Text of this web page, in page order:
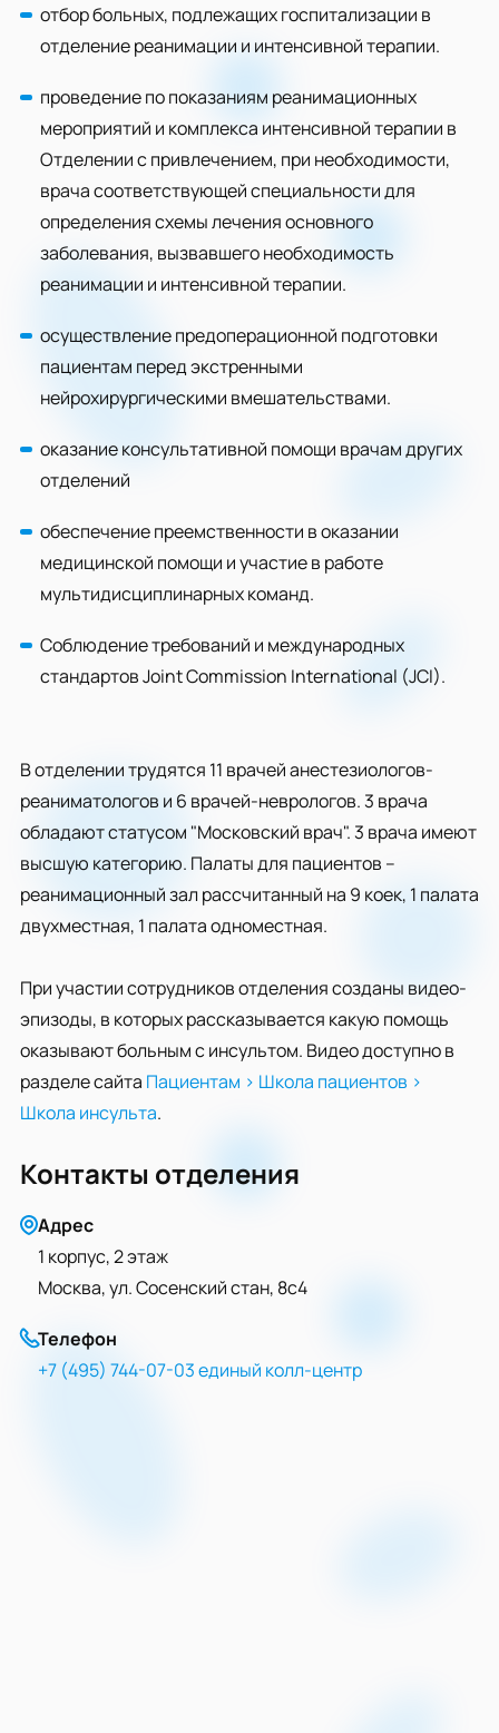
отбор больных, подлежащих госпитализации в
отделение реанимации и интенсивной терапии.
проведение по показаниям реанимационных
мероприятий и комплекса интенсивной терапии в
Отделении с привлечением, при необходимости,
врача соответствующей специальности для
определения схемы лечения основного
заболевания, вызвавшего необходимость
реанимации и интенсивной терапии.
осуществление предоперационной подготовки
пациентам перед экстренными
нейрохирургическими вмешательствами.
оказание консультативной помощи врачам других
отделений
обеспечение преемственности в оказании
медицинской помощи и участие в работе
мультидисциплинарных команд.
Соблюдение требований и международных
стандартов Joint Commission International (JCI).
В отделении трудятся 11 врачей анестезиологов-
реаниматологов и 6 врачей-неврологов. 3 врача
обладают статусом "Московский врач". 3 врача имеют
высшую категорию. Палаты для пациентов –
реанимационный зал рассчитанный на 9 коек, 1 палата
двухместная, 1 палата одноместная.
При участии сотрудников отделения созданы видео-
эпизоды, в которых рассказывается какую помощь
оказывают больным с инсультом. Видео доступно в
разделе сайта Пациентам > Школа пациентов >
Школа инсульта.
Контакты отделения
Адрес
1 корпус, 2 этаж
Москва, ул. Сосенский стан, 8с4
Телефон
+7 (495) 744-07-03 единый колл-центр